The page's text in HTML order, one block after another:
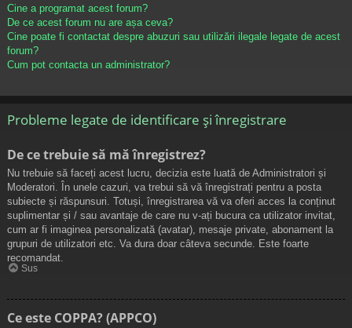
Cine a programat acest forum?
De ce acest forum nu are așa ceva?
Cine poate fi contactat despre abuzuri sau utilizări ilegale legate de acest
forum?
Cum pot contacta un administrator?
Probleme legate de identificare și înregistrare
De ce trebuie să mă înregistrez?
Nu trebuie să faceți acest lucru, decizia este luată de Administratori și
Moderatori. În unele cazuri, va trebui să vă înregistrați pentru a posta
subiecte și răspunsuri. Totuși, înregistrarea vă va oferi acces la conținut
suplimentar și / sau avantaje de care nu v-ați bucura ca utilizator invitat,
cum ar fi imaginea personalizată (avatar), mesaje private, abonament la
grupuri de utilizatori etc. Va dura doar câteva secunde. Este foarte
recomandat.
Sus
Ce este COPPA? (APPCO)